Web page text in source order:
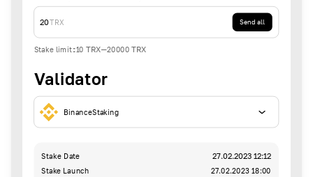
20TRX Send all
Stake limit:10 TRX-20000 TRX
Validator
BinanceStaking
Stake Date 27.02.2023 12:12
Stake Launch
27.02.2023 18:00